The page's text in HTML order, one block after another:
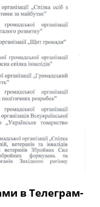
в Телеграм-